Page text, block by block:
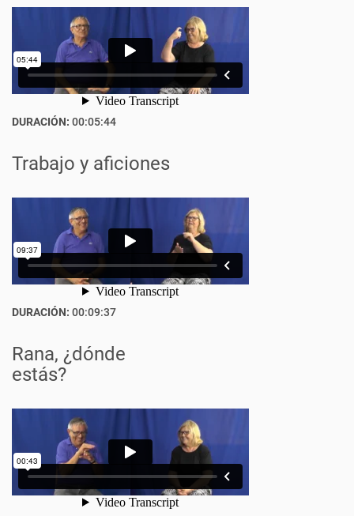
DURACIÓN: 00:05:44
Trabajo y aficiones
DURACIÓN: 00:09:37
Rana, ¿dónde
estás?